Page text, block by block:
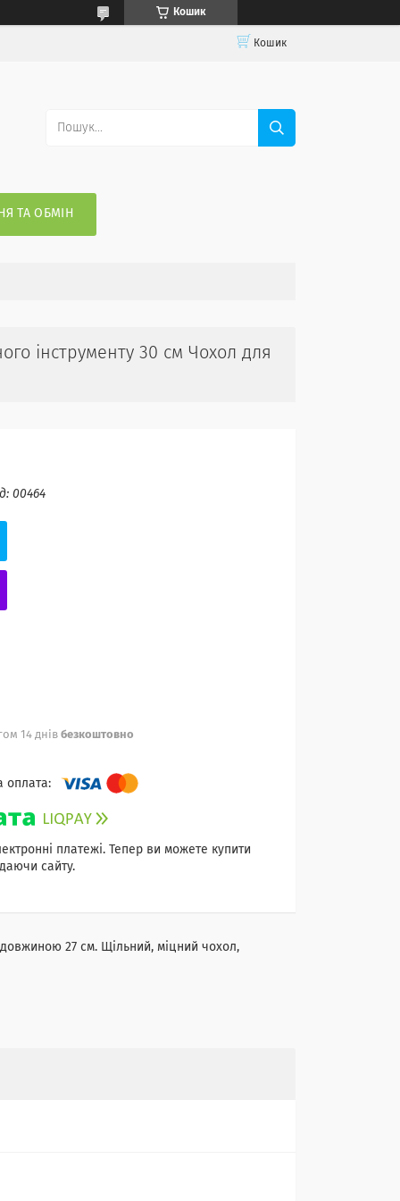
Кошик
Кошик
ТА ОБМІН
інструменту 30 см Чохол для
00464
14 днів безкоштовно
платежі. Тепер ви можете купити
сайту.
27 см. Щільний, міцний чохол,